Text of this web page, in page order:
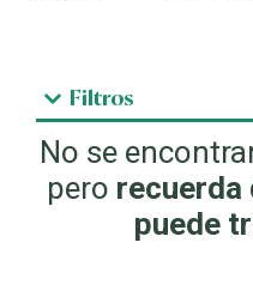
Filtros
No se
pero recuerda
puede